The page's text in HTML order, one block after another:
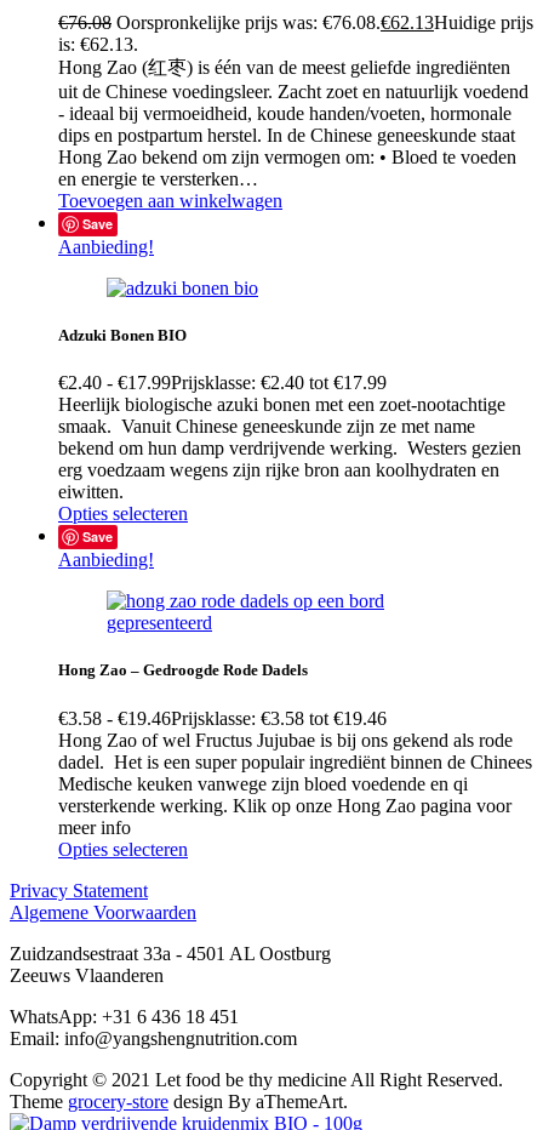
€76.08 Oorspronkelijke prijs was: €76.08.€62.13Huidige prijs
is: €62.13.
Hong Zao (红枣) is één van de meest geliefde ingrediënten
uit de Chinese voedingsleer. Zacht zoet en natuurlijk voedend
- ideaal bij vermoeidheid, koude handen/voeten, hormonale
dips en postpartum herstel. In de Chinese geneeskunde staat
Hong Zao bekend om zijn vermogen om: • Bloed te voeden
en energie te versterken…
Toevoegen aan winkelwagen
Save
Aanbieding!
Adzuki Bonen BIO
€2.40 - €17.99Prijsklasse: €2.40 tot €17.99
Heerlijk biologische azuki bonen met een zoet-nootachtige
smaak. Vanuit Chinese geneeskunde zijn ze met name
bekend om hun damp verdrijvende werking. Westers gezien
erg voedzaam wegens zijn rijke bron aan koolhydraten en
eiwitten.
Opties selecteren
Save
Aanbieding!
Hong Zao – Gedroogde Rode Dadels
€3.58 - €19.46Prijsklasse: €3.58 tot €19.46
Hong Zao of wel Fructus Jujubae is bij ons gekend als rode
dadel. Het is een super populair ingrediënt binnen de Chinees
Medische keuken vanwege zijn bloed voedende en qi
versterkende werking. Klik op onze Hong Zao pagina voor
meer info
Opties selecteren
Privacy Statement
Algemene Voorwaarden
Zuidzandsestraat 33a - 4501 AL Oostburg
Zeeuws Vlaanderen
WhatsApp: +31 6 436 18 451
Email: info@yangshengnutrition.com
Copyright © 2021 Let food be thy medicine All Right Reserved.
Theme grocery-store design By aThemeArt.